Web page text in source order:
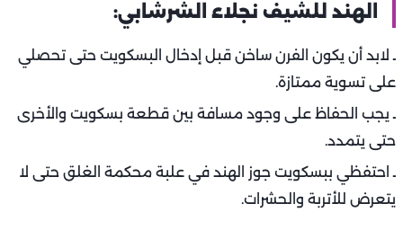
الهند للشيف نجلاء الشرشابي:
ـ لابد أن يكون الفرن ساخن قبل إدخال البسكويت حتى تحصلي
على تسوية ممتازة.
ـ يجب الحفاظ على وجود مسافة بين قطعة بسكويت والأخرى
حتى يتمدد.
ـ احتفظي ببسكويت جوز الهند في علبة محكمة الغلق حتى لا
يتعرض للأتربة والحشرات.